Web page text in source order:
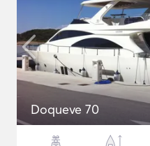
Doqueve 70